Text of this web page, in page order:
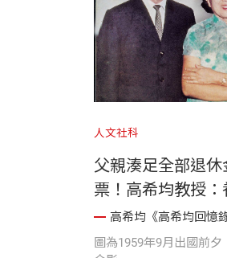
人文社科
父親湊足全部退
票！高希均教授
山，「把書讀好」
道
高希均《高希均回憶錄
圖為1959年9月出國前